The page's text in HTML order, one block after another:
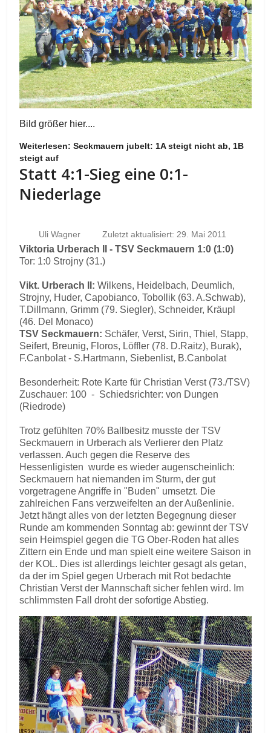
Bild größer hier....
Weiterlesen: Seckmauern jubelt: 1A steigt nicht ab, 1B
steigt auf
Statt 4:1-Sieg eine 0:1-
Niederlage
Uli Wagner Zuletzt aktualisiert: 29. Mai 2011
Viktoria Urberach II - TSV Seckmauern 1:0 (1:0)
Tor: 1:0 Strojny (31.)
Vikt. Urberach II: Wilkens, Heidelbach, Deumlich,
Strojny, Huder, Capobianco, Tobollik (63. A.Schwab),
T.Dillmann, Grimm (79. Siegler), Schneider, Kräupl
(46. Del Monaco)
TSV Seckmauern: Schäfer, Verst, Sirin, Thiel, Stapp,
Seifert, Breunig, Floros, Löffler (78. D.Raitz), Burak),
F.Canbolat - S.Hartmann, Siebenlist, B.Canbolat
Besonderheit: Rote Karte für Christian Verst (73./TSV)
Zuschauer: 100 - Schiedsrichter: von Dungen
(Riedrode)
Trotz gefühlten 70% Ballbesitz musste der TSV
Seckmauern in Urberach als Verlierer den Platz
verlassen. Auch gegen die Reserve des
Hessenligisten wurde es wieder augenscheinlich:
Seckmauern hat niemanden im Sturm, der gut
vorgetragene Angriffe in "Buden" umsetzt. Die
zahlreichen Fans verzweifelten an der Außenlinie.
Jetzt hängt alles von der letzten Begegnung dieser
Runde am kommenden Sonntag ab: gewinnt der TSV
sein Heimspiel gegen die TG Ober-Roden hat alles
Zittern ein Ende und man spielt eine weitere Saison in
der KOL. Dies ist allerdings leichter gesagt als getan,
da der im Spiel gegen Urberach mit Rot bedachte
Christian Verst der Mannschaft sicher fehlen wird. Im
schlimmsten Fall droht der sofortige Abstieg.